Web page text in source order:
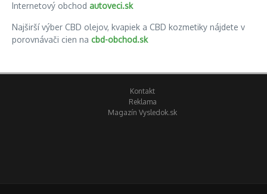
Internetový obchod autoveci.sk
Najširší výber CBD olejov, kvapiek a CBD kozmetiky nájdete v
porovnávači cien na cbd-obchod.sk
Kontakt
Reklama
Magazín Vysledok.sk